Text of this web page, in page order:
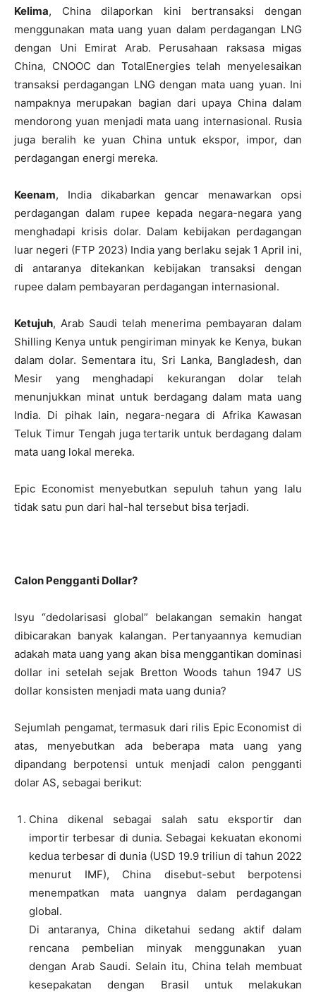
Kelima, China dilaporkan kini bertransaksi dengan
menggunakan mata uang yuan dalam perdagangan LNG
dengan Uni Emirat Arab. Perusahaan raksasa migas
China, CNOOC dan TotalEnergies telah menyelesaikan
transaksi perdagangan LNG dengan mata uang yuan. Ini
nampaknya merupakan bagian dari upaya China dalam
mendorong yuan menjadi mata uang internasional. Rusia
juga beralih ke yuan China untuk ekspor, impor, dan
perdagangan energi mereka.
Keenam, India dikabarkan gencar menawarkan opsi
perdagangan dalam rupee kepada negara-negara yang
menghadapi krisis dolar. Dalam kebijakan perdagangan
luar negeri (FTP 2023) India yang berlaku sejak 1 April ini,
di antaranya ditekankan kebijakan transaksi dengan
rupee dalam pembayaran perdagangan internasional.
Ketujuh, Arab Saudi telah menerima pembayaran dalam
Shilling Kenya untuk pengiriman minyak ke Kenya, bukan
dalam dolar. Sementara itu, Sri Lanka, Bangladesh, dan
Mesir yang menghadapi kekurangan dolar telah
menunjukkan minat untuk berdagang dalam mata uang
India. Di pihak lain, negara-negara di Afrika Kawasan
Teluk Timur Tengah juga tertarik untuk berdagang dalam
mata uang lokal mereka.
Epic Economist menyebutkan sepuluh tahun yang lalu
tidak satu pun dari hal-hal tersebut bisa terjadi.
Calon Pengganti Dollar?
Isyu “dedolarisasi global” belakangan semakin hangat
dibicarakan banyak kalangan. Pertanyaannya kemudian
adakah mata uang yang akan bisa menggantikan dominasi
dollar ini setelah sejak Bretton Woods tahun 1947 US
dollar konsisten menjadi mata uang dunia?
Sejumlah pengamat, termasuk dari rilis Epic Economist di
atas, menyebutkan ada beberapa mata uang yang
dipandang berpotensi untuk menjadi calon pengganti
dolar AS, sebagai berikut:
China dikenal sebagai salah satu eksportir dan
importir terbesar di dunia. Sebagai kekuatan ekonomi
kedua terbesar di dunia (USD 19.9 triliun di tahun 2022
menurut IMF), China disebut-sebut berpotensi
menempatkan mata uangnya dalam perdagangan
global.
Di antaranya, China diketahui sedang aktif dalam
rencana pembelian minyak menggunakan yuan
dengan Arab Saudi. Selain itu, China telah membuat
kesepakatan dengan Brasil untuk melakukan